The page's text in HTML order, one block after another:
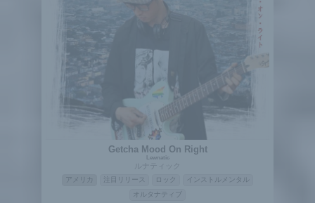
Getcha Mood On Right
Lewnatic
ルナティック
アメリカ 注目リリース ロック
インストルメンタル
オルタナティブ